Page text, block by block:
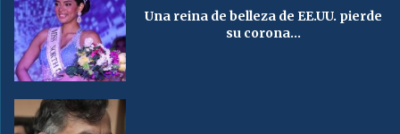
Una reina de belleza de EE.UU. pierde
su corona...